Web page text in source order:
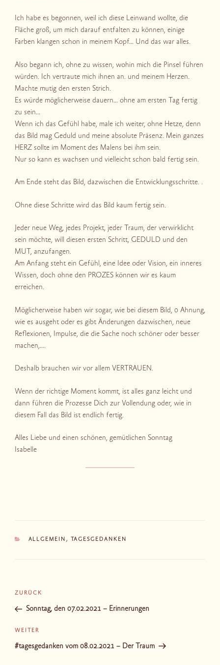
Ich habe es begonnen, weil ich diese Leinwand wollte, die
Fläche groß, um mich darauf entfalten zu können, einige
Farben klangen schon in meinem Kopf… Und das war alles.
Also begann ich, ohne zu wissen, wohin mich die Pinsel führen
würden. Ich vertraute mich ihnen an. und meinem Herzen.
Machte mutig den ersten Strich.
Es würde möglicherweise dauern… ohne am ersten Tag fertig
zu sein…
Wenn ich das Gefühl habe, male ich weiter, ohne Hetze, denn
das Bild mag Geduld und meine absolute Präsenz. Mein ganzes
HERZ sollte im Moment des Malens bei ihm sein.
Nur so kann es wachsen und vielleicht schon bald fertig sein.
Am Ende steht das Bild, dazwischen die Entwicklungsschritte. .
Ohne diese Schritte wird das Bild kaum fertig sein.
Jeder neue Weg, jedes Projekt, jeder Traum, der verwirklicht
sein möchte, will diesen ersten Schritt, GEDULD und den
MUT, anzufangen.
Am Anfang steht ein Gefühl, eine Idee oder Vision, ein inneres
Wissen, doch ohne den PROZES können wir es kaum
erreichen.
Möglicherweise haben wir sogar, wie bei diesem Bild, 0 Ahnung,
wie es ausgeht oder es gibt Änderungen dazwischen, neue
Reflexionen, Impulse, die die Sache noch schöner oder besser
machen,….
Deshalb brauchen wir vor allem VERTRAUEN.
Wenn der richtige Moment kommt, ist alles ganz leicht und
dann führen die Prozesse Dich zur Vollendung oder, wie in
diesem Fall das Bild ist endlich fertig.
Alles Liebe und einen schönen, gemütlichen Sonntag
Isabelle
KATEGORIEN
ALLGEMEIN , TAGESGEDANKEN
Beitragsnavigation
Vorheriger
Beitrag
ZURÜCK
Sonntag, den 07.02.2021 – Erinnerungen
Nächster
Beitrag
WEITER
#tagesgedanken vom 08.02.2021 – Der Traum